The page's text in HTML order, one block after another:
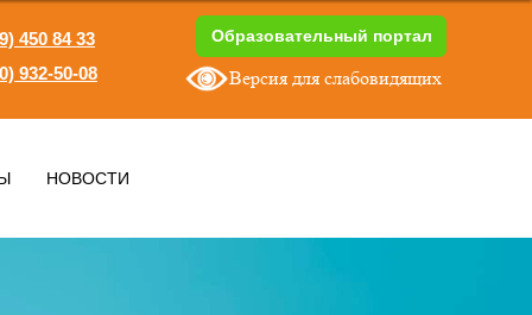
Образовательный портал
932-50-08
450 84 33
Версия для слабовидящих
НОВОСТИ